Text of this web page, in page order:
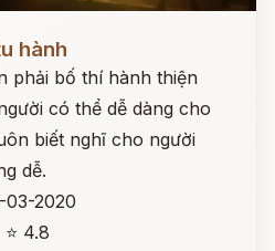
hành
phải bố thí hành thiện
có thể dễ dàng cho
biết nghĩ cho người
dễ.
03-2020
⭐ 4.8